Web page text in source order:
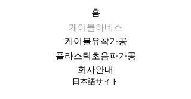
홈
케이블하네스
케이블유착가공
플라스틱초음파가공
회사안내
日本語サイト